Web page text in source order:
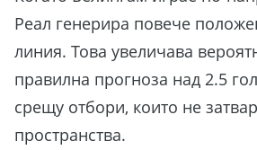
Реал генерира повече
линия. Това увеличава
правилна прогноза над 2.5
срещу отбори, които не
пространства.ТЪРСИШ